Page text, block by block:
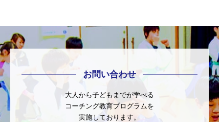
お問い合わせ
大人から子どもまでが学べる
コーチング教育プログラムを
実施しております。